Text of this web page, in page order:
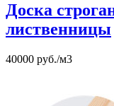
Доска
лиственницы
40000 руб./м3